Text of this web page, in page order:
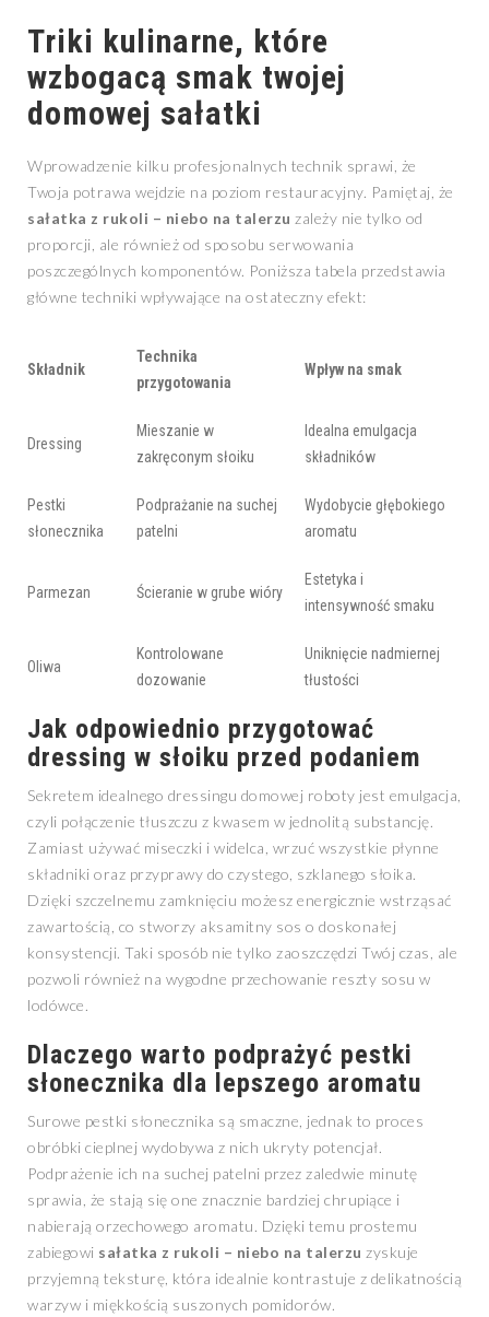
Triki kulinarne, które
wzbogacą smak twojej
domowej sałatki
Wprowadzenie kilku profesjonalnych technik sprawi, że
Twoja potrawa wejdzie na poziom restauracyjny. Pamiętaj, że
sałatka z rukoli – niebo na talerzu zależy nie tylko od
proporcji, ale również od sposobu serwowania
poszczególnych komponentów. Poniższa tabela przedstawia
główne techniki wpływające na ostateczny efekt:
Składnik
Technika
przygotowania
Wpływ na smak
Dressing
Mieszanie w
zakręconym słoiku
Idealna emulgacja
składników
Pestki
słonecznika
Podprażanie na suchej
patelni
Wydobycie głębokiego
aromatu
Parmezan Ścieranie w grube wióry
Estetyka i
intensywność smaku
Oliwa
Kontrolowane
dozowanie
Uniknięcie nadmiernej
tłustości
Jak odpowiednio przygotować
dressing w słoiku przed podaniem
Sekretem idealnego dressingu domowej roboty jest emulgacja,
czyli połączenie tłuszczu z kwasem w jednolitą substancję.
Zamiast używać miseczki i widelca, wrzuć wszystkie płynne
składniki oraz przyprawy do czystego, szklanego słoika.
Dzięki szczelnemu zamknięciu możesz energicznie wstrząsać
zawartością, co stworzy aksamitny sos o doskonałej
konsystencji. Taki sposób nie tylko zaoszczędzi Twój czas, ale
pozwoli również na wygodne przechowanie reszty sosu w
lodówce.
Dlaczego warto podprażyć pestki
słonecznika dla lepszego aromatu
Surowe pestki słonecznika są smaczne, jednak to proces
obróbki cieplnej wydobywa z nich ukryty potencjał.
Podprażenie ich na suchej patelni przez zaledwie minutę
sprawia, że stają się one znacznie bardziej chrupiące i
nabierają orzechowego aromatu. Dzięki temu prostemu
zabiegowi sałatka z rukoli – niebo na talerzu zyskuje
przyjemną teksturę, która idealnie kontrastuje z delikatnością
warzyw i miękkością suszonych pomidorów.